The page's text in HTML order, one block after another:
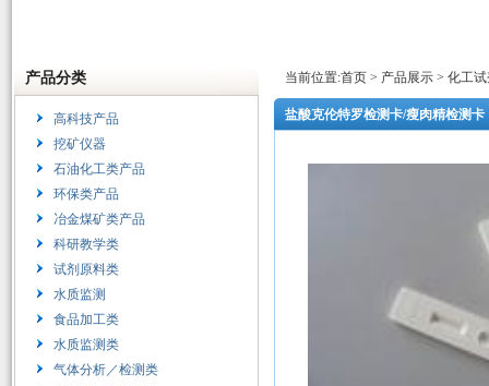
产品分类
高科技产品
挖矿仪器
石油化工类产品
环保类产品
冶金煤矿类产品
科研教学类
试剂原料类
水质监测
食品加工类
水质监测类
气体分析／检测类
当前位置:首页 > 产品展示 > 化工
盐酸克伦特罗检测卡/瘦肉精检测卡